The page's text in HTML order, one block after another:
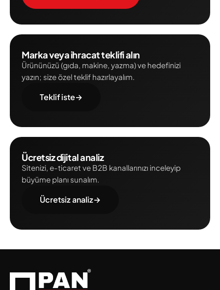
Marka veya ihracat teklifi alın
Ürününüzü (gıda, makine, yazma) ve hedefinizi
yazın; size özel teklif hazırlayalım.
Teklif iste→
Ücretsiz dijital analiz
Sitenizi, e-ticaret ve B2B kanallarınızı inceleyip
büyüme planı sunalım.
Ücretsiz analiz→